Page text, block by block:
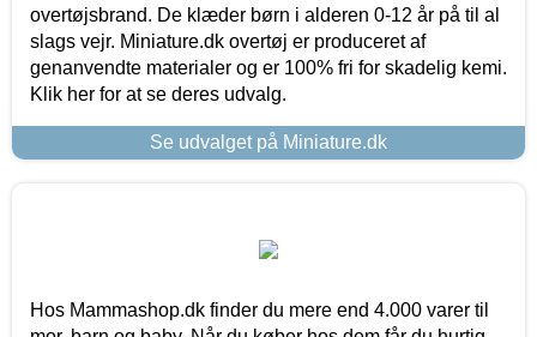
overtøjsbrand. De klæder børn i alderen 0-12 år på til al
slags vejr. Miniature.dk overtøj er produceret af
genanvendte materialer og er 100% fri for skadelig kemi.
Klik her for at se deres udvalg.
Se udvalget på Miniature.dk
Hos Mammashop.dk finder du mere end 4.000 varer til